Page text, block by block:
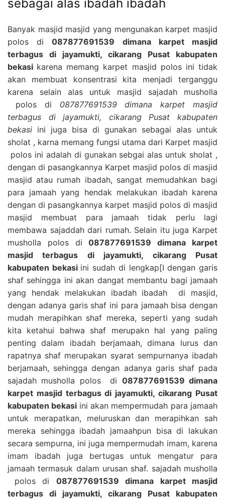
sebagai alas ibadah ibadah
Banyak masjid masjid yang mengunakan karpet masjid
polos di087877691539 dimana karpet masjid
terbagus di jayamukti, cikarang Pusat kabupaten
bekasi karena memang karpet masjid polos ini tidak
akan membuat konsentrasi kita menjadi terganggu
karena selain alas untuk masjid sajadah musholla
polos di 087877691539 dimana karpet masjid
terbagus di jayamukti, cikarang Pusat kabupaten
bekasi ini juga bisa di gunakan sebagai alas untuk
sholat , karna memang fungsi utama dari Karpet masjid
polos ini adalah di gunakan sebgai alas untuk sholat ,
dengan di pasangkannya Karpet masjid polos di masjid
masjid atau rumah ibadah, sangat memudahkan bagi
para jamaah yang hendak melakukan ibadah karena
dengan di pasangkannya karpet masjid polos di masjid
masjid membuat para jamaah tidak perlu lagi
membawa sajaddah dari rumah. Selain itu juga Karpet
musholla polos di087877691539 dimana karpet
masjid terbagus di jayamukti, cikarang Pusat
kabupaten bekasi ini sudah di lengkap[I dengan garis
shaf sehingga ini akan dangat membantu bagi jamaah
yang hendak melakukan ibadah ibadah di masjid,
dengan adanya garis shaf ini para jamaah bisa dengan
mudah merapihkan shaf mereka, seperti yang sudah
kita ketahui bahwa shaf merupakn hal yang paling
penting dalam ibadah berjamaah, dimana lurus dan
rapatnya shaf merupakan syarat sempurnanya ibadah
berjamaah, sehingga dengan adanya garis shaf pada
sajadah musholla polos di 087877691539 dimana
karpet masjid terbagus di jayamukti, cikarang Pusat
kabupaten bekasi ini akan mempermudah para jamaah
untuk merapatkan, meluruskan dan merapihkan sah
mereka sehingga ibadah jamaahpun bisa di lakukan
secara sempurna, ini juga mempermudah imam, karena
imam ibadah juga bertugas untuk mengatur para
jamaah termasuk dalam urusan shaf. sajadah musholla
polos di 087877691539 dimana karpet masjid
terbagus di jayamukti, cikarang Pusat kabupaten